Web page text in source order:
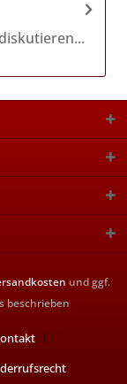
und ggf.
beschrieben